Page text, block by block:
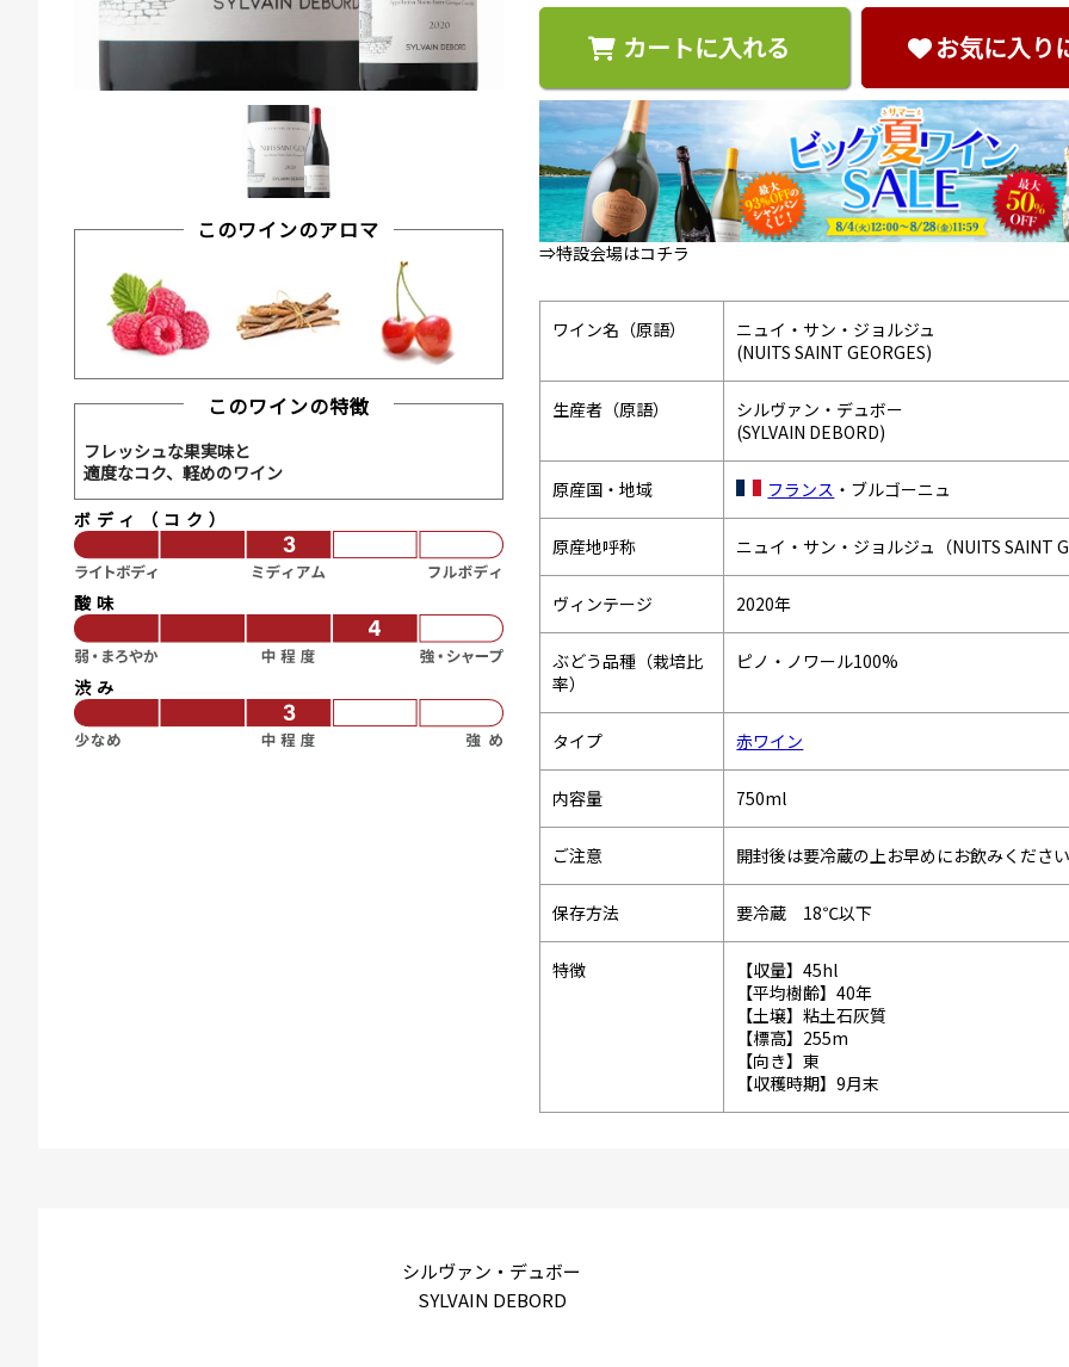
このワインのアロマ
このワインの特徴
フレッシュな果実味と
適度なコク、軽めのワイン
ボディ（コク）
酸味
渋み
カートに入れる お気に入り
⇒特設会場はコチラ
ワイン名（原語）
ニュイ・サン・ジョルジュ
(NUITS SAINT GEORGES)
生産者（原語）
シルヴァン・デュボー
(SYLVAIN DEBORD)
原産国・地域 フランス ・ブルゴーニュ
原産地呼称 ニュイ・サン・ジョルジュ（NUITS SAINT
ヴィンテージ 2020年
ぶどう品種（栽培比
率）
ピノ・ノワール100%
タイプ 赤ワイン
内容量 750ml
ご注意 開封後は要冷蔵の上お早めにお飲みくださ
保存方法 要冷蔵 18℃以下
特徴
【収量】45hl
【平均樹齢】40年
【土壌】粘土石灰質
【標高】255m
【向き】東
【収穫時期】9月末
シルヴァン・デュボー
SYLVAIN DEBORD